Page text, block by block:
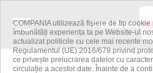
COMPANIA utilizează fişiere de tip
îmbunătăți experiența ta pe Website-ul
actualizat politicile cu cele mai recente
Regulamentul (UE) 2016/679 privind
ce privește prelucrarea datelor cu
circulație a acestor date. Înainte de a